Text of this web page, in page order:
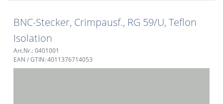
BNC-Stecker, Crimpausf., RG 59/U, Teflon
Isolation
Art.Nr.: 0401001
EAN / GTIN: 4011376714053